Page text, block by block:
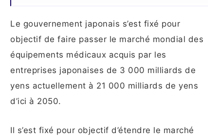
Le gouvernement japonais s’est fixé pour
objectif de faire passer le marché mondial des
équipements médicaux acquis par les
entreprises japonaises de 3 000 milliards de
yens actuellement à 21 000 milliards de yens
d’ici à 2050.
Il s’est fixé pour objectif d’étendre le marché